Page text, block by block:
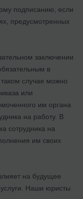
подписанию, если
предусмотренных
заключении
в
таком случае можно
или
им органа
на работу. В
сотрудника на
им своих
на будущее
Наши юристы